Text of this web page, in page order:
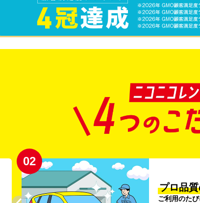
02
プロ品
ご利用のた